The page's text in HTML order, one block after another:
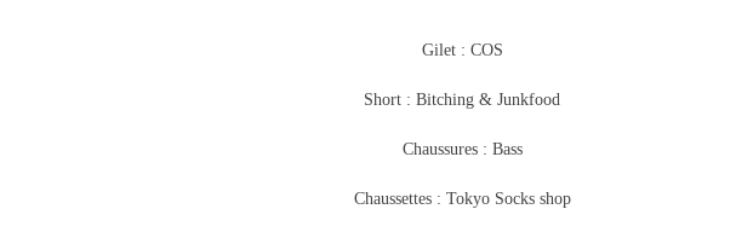
Gilet : COS
Short : Bitching & Junkfood
Chaussures : Bass
Chaussettes : Tokyo Socks shop